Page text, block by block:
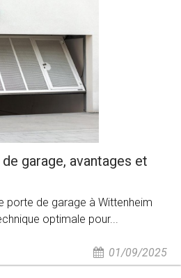
garage, avantages et
porte de garage à Wittenheim
optimale pour...
01/09/2025